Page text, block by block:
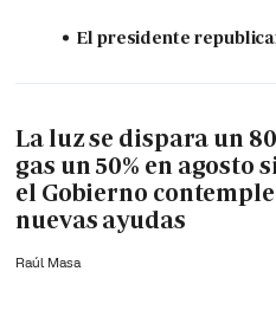
El presidente
La luz se dispara un
gas un 50% en agosto
el Gobierno contemple
nuevas ayudas
Raúl Masa